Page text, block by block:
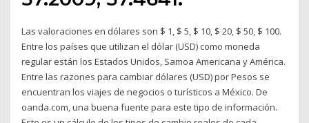
Las valoraciones en dólares son $ 1, $ 5, $ 10, $ 20, $ 50, $ 100.
Entre los países que utilizan el dólar (USD) como moneda
regular están los Estados Unidos, Samoa Americana y América.
Entre las razones para cambiar dólares (USD) por Pesos se
encuentran los viajes de negocios o turísticos a México. De
oanda.com, una buena fuente para este tipo de información.